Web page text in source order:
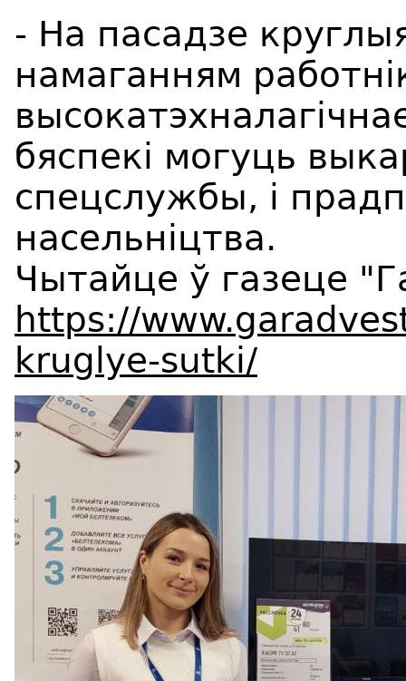
- На пасадзе
намаганням
бяспекі могуць
спецслужбы, і
насельніцтва.
Чытайце ў газеце
https://
kruglye-sutki/